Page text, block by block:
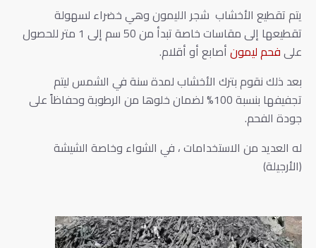
يتم تقطيع الأخشاب شجر الليمون وهي خضراء لسهولة
تقطيعها إلى مقاسات خاصة تبدأ من 50 سم إلى 1 متر للحصول
علىفحم ليمونأصابع أو أقلام.
بعد ذلك نقوم بترك الأخشاب لمدة سنة في الشمس ليتم
تجفيفها بنسبة 100% لضمان خلوها من الرطوبة وحفاظاً على
جودة الفحم.
له العديد من الاستخدامات ، في الشواء وخاصة الشيشة
(الأرجيلة)
مشغل
الفيديو